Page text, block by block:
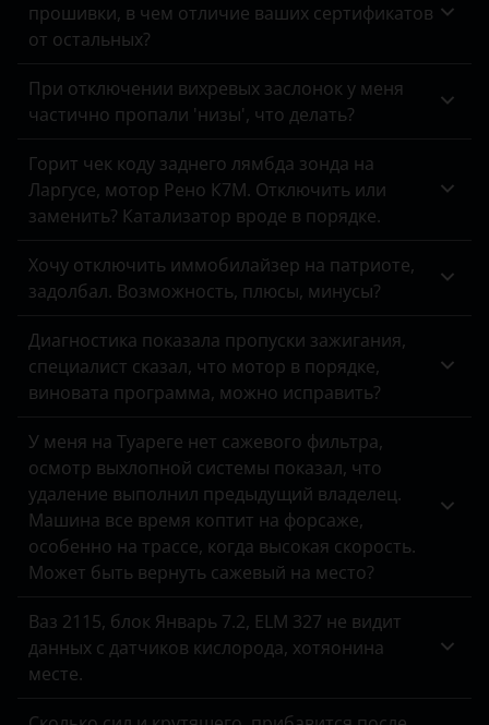
ZX
ГАЗ
ЗАЗ
УАЗ
GAC
Genesis
Haval
Honda
Hyundai
Infiniti
Isuzu
Iveco
JAC
Jaguar
Jeep
Kaiyi
прошивки, в чем отличие ваших сертификатов
от остальных?
При отключении вихревых заслонок у меня
частично пропали 'низы', что делать?
Горит чек коду заднего лямбда зонда на
Ларгусе, мотор Рено К7М. Отключить или
заменить? Катализатор вроде в порядке.
Хочу отключить иммобилайзер на патриоте,
задолбал. Возможность, плюсы, минусы?
Диагностика показала пропуски зажигания,
специалист сказал, что мотор в порядке,
виновата программа, можно исправить?
У меня на Туареге нет сажевого фильтра,
осмотр выхлопной системы показал, что
удаление выполнил предыдущий владелец.
Машина все время коптит на форсаже,
особенно на трассе, когда высокая скорость.
Может быть вернуть сажевый на место?
Ваз 2115, блок Январь 7.2, ELM 327 не видит
данных с датчиков кислорода, хотяонина
месте.